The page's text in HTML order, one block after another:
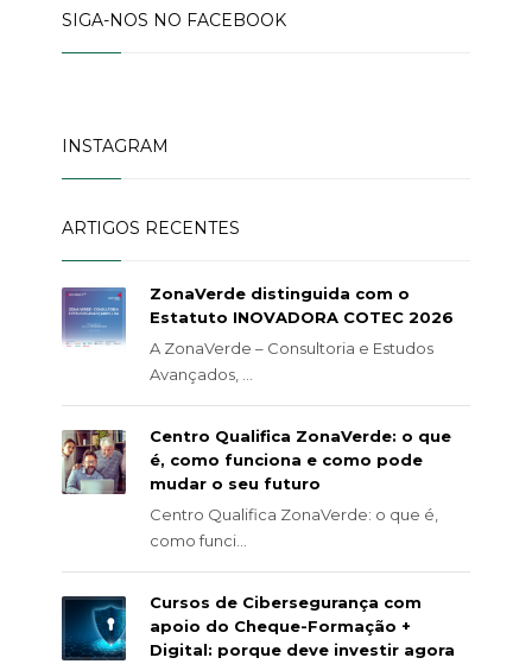
SIGA-NOS NO FACEBOOK
INSTAGRAM
ARTIGOS RECENTES
ZonaVerde distinguida com o
Estatuto INOVADORA COTEC 2026
A ZonaVerde – Consultoria e Estudos
Avançados, ...
Centro Qualifica ZonaVerde: o que
é, como funciona e como pode
mudar o seu futuro
Centro Qualifica ZonaVerde: o que é,
como funci...
Cursos de Cibersegurança com
apoio do Cheque-Formação +
Digital: porque deve investir agora